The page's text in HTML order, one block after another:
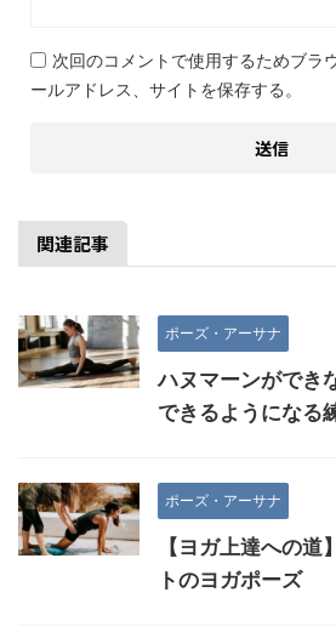
次回のコメントで使用するためブラ
ールアドレス、サイトを保存する。
関連記事
ポーズ・アーサナ
ハヌマーンができ
できるようになる
ポーズ・アーサナ
【ヨガ上達への
トのヨガポーズ